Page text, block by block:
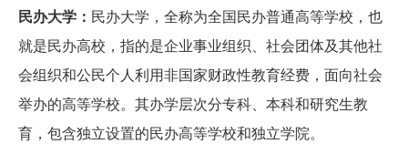
民办大学： 民办大学，全称为全国民办普通高等学校，也
就是民办高校，指的是企业事业组织、社会团体及其他社
会组织和公民个人利用非国家财政性教育经费，面向社会
举办的高等学校。其办学层次分专科、本科和研究生教
育，包含独立设置的民办高等学校和独立学院。